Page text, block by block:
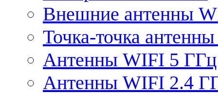
Внешние антенны
Точка-точка
Антенны WIFI 5 ГГц
Антенны WIFI 2.4